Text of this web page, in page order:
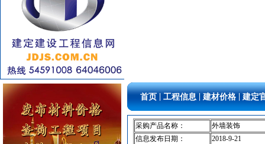
通风设备 [采购中]
变配电 [采购中]
防水防腐 [采购中]
低压电器 [采购中]
高压电器 [采购中]
防水防腐
[采购中]
筒灯 [采购中]
首页 工程信息 建材价格 建定
采购产品名称：
外墙装饰
信息发布日期：
2018-9-21